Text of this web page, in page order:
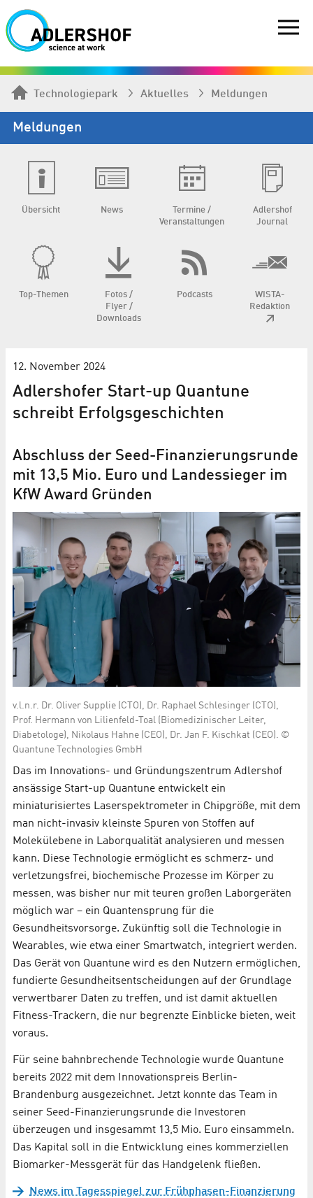
Technologiepark Aktuelles Meldungen
Meldungen
Übersicht News
Termine /
Veranstaltungen
Adlershof
Journal
Top-Themen
Fotos /
Flyer /
Downloads
Podcasts
WISTA-
Redaktion
12. November 2024
Adlershofer Start-up Quantune
schreibt Erfolgsgeschichten
Abschluss der Seed-Finanzierungsrunde
mit 13,5 Mio. Euro und Landessieger im
KfW Award Gründen
v.l.n.r. Dr. Oliver Supplie (CTO), Dr. Raphael Schlesinger (CTO),
Prof. Hermann von Lilienfeld-Toal (Biomedizinischer Leiter,
Diabetologe), Nikolaus Hahne (CEO), Dr. Jan F. Kischkat (CEO). ©
Quantune Technologies GmbH
Das im Innovations- und Gründungszentrum Adlershof
ansässige Start-up Quantune entwickelt ein
miniaturisiertes Laserspektrometer in Chipgröße, mit dem
man nicht-invasiv kleinste Spuren von Stoffen auf
Molekülebene in Laborqualität analysieren und messen
kann. Diese Technologie ermöglicht es schmerz- und
verletzungsfrei, biochemische Prozesse im Körper zu
messen, was bisher nur mit teuren großen Laborgeräten
möglich war – ein Quantensprung für die
Gesundheitsvorsorge. Zukünftig soll die Technologie in
Wearables, wie etwa einer Smartwatch, integriert werden.
Das Gerät von Quantune wird es den Nutzern ermöglichen,
fundierte Gesundheitsentscheidungen auf der Grundlage
verwertbarer Daten zu treffen, und ist damit aktuellen
Fitness-Trackern, die nur begrenzte Einblicke bieten, weit
voraus.
Für seine bahnbrechende Technologie wurde Quantune
bereits 2022 mit dem Innovationspreis Berlin-
Brandenburg ausgezeichnet. Jetzt konnte das Team in
seiner Seed-Finanzierungsrunde die Investoren
überzeugen und insgesammt 13,5 Mio. Euro einsammeln.
Das Kapital soll in die Entwicklung eines kommerziellen
Biomarker-Messgerät für das Handgelenk fließen.
News im Tagesspiegel zur Frühphasen-Finanzierung